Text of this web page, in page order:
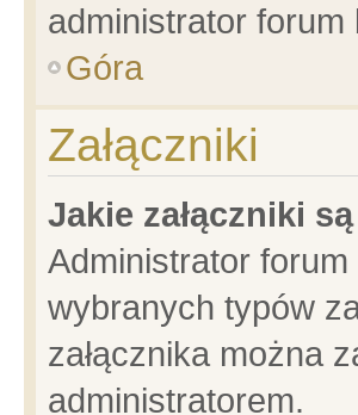
administrator forum
Góra
Załączniki
Jakie załączniki
Administrator
wybranych typów
załącznika można
administratorem.